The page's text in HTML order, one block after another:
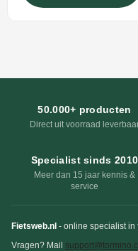
50.000+ producten
Direct uit voorraad
Specialist sinds 2010
Meer dan 15 jaar kennis &
service
Fietsweb.nl - online specialist in
Vragen? Mail